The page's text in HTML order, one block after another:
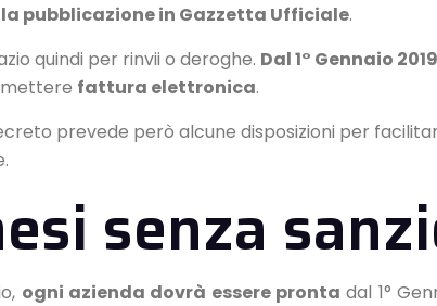
pubblicazione in Gazzetta Ufficiale.
quindi per rinvii o deroghe. Dal 1° Gennaio
fattura elettronica.
prevede però alcune disposizioni per
senza
ogni azienda dovrà essere pronta dal 1°